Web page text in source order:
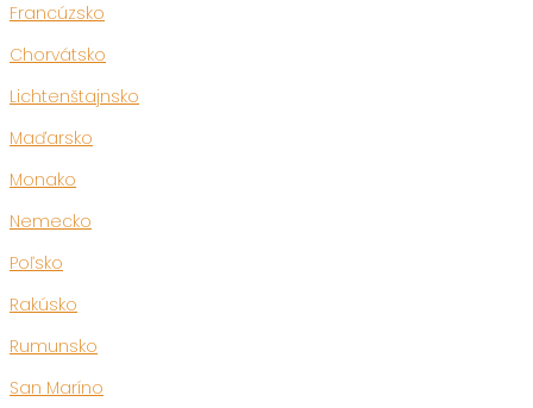
Francúzsko
Chorvátsko
Lichtenštajnsko
Maďarsko
Monako
Nemecko
Poľsko
Rakúsko
Rumunsko
San Maríno